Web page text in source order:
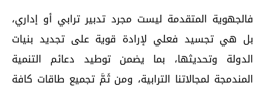
فالجهوية المتقدمة ليست مجرد تدبير ترابي أو إداري،
بل هي تجسيد فعلي لإرادة قوية على تجديد بنيات
الدولة وتحديثها، بما يضمن توطيد دعائم التنمية
المندمجة لمجالاتنا الترابية، ومن ثَمَّ تجميع طاقات كافة